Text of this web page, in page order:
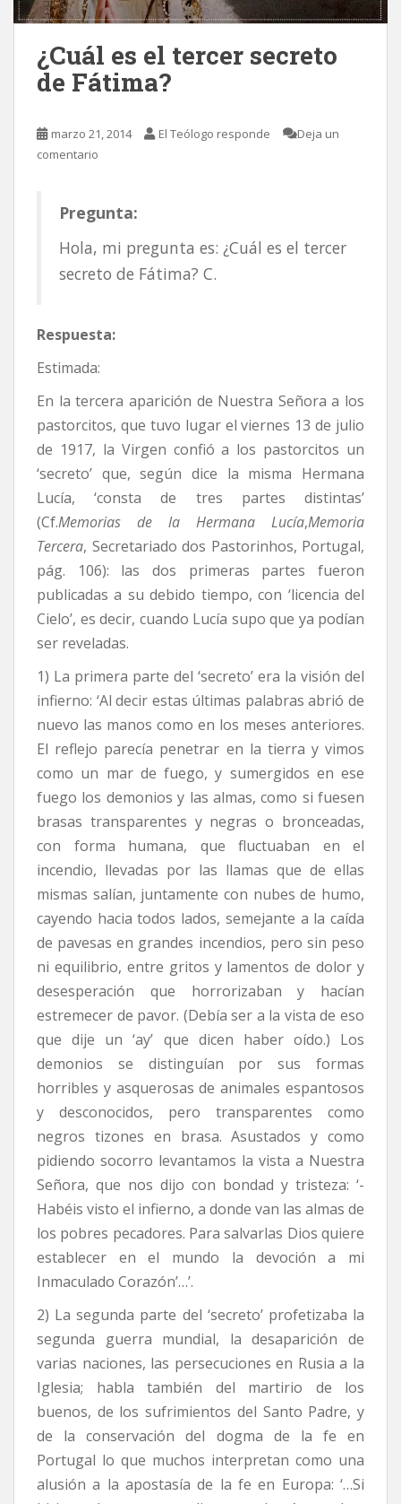
¿Cuál es el tercer secreto
de Fátima?
marzo 21, 2014 El Teólogo responde
Deja un
comentario
Pregunta:
Hola, mi pregunta es: ¿Cuál es el tercer
secreto de Fátima? C.
Respuesta:
Estimada:
En la tercera aparición de Nuestra Señora a los
pastorcitos, que tuvo lugar el viernes 13 de julio
de 1917, la Virgen confió a los pastorcitos un
‘secreto’ que, según dice la misma Hermana
Lucía, ‘consta de tres partes distintas’
(Cf.Memorias de la Hermana Lucía,Memoria
Tercera, Secretariado dos Pastorinhos, Portugal,
pág. 106): las dos primeras partes fueron
publicadas a su debido tiempo, con ‘licencia del
Cielo’, es decir, cuando Lucía supo que ya podían
ser reveladas.
1) La primera parte del ‘secreto’ era la visión del
infierno: ‘Al decir estas últimas palabras abrió de
nuevo las manos como en los meses anteriores.
El reflejo parecía penetrar en la tierra y vimos
como un mar de fuego, y sumergidos en ese
fuego los demonios y las almas, como si fuesen
brasas transparentes y negras o bronceadas,
con forma humana, que fluctuaban en el
incendio, llevadas por las llamas que de ellas
mismas salían, juntamente con nubes de humo,
cayendo hacia todos lados, semejante a la caída
de pavesas en grandes incendios, pero sin peso
ni equilibrio, entre gritos y lamentos de dolor y
desesperación que horrorizaban y hacían
estremecer de pavor. (Debía ser a la vista de eso
que dije un ‘ay’ que dicen haber oído.) Los
demonios se distinguían por sus formas
horribles y asquerosas de animales espantosos
y desconocidos, pero transparentes como
negros tizones en brasa. Asustados y como
pidiendo socorro levantamos la vista a Nuestra
Señora, que nos dijo con bondad y tristeza: ‘-
Habéis visto el infierno, a donde van las almas de
los pobres pecadores. Para salvarlas Dios quiere
establecer en el mundo la devoción a mi
Inmaculado Corazón’…’.
2) La segunda parte del ‘secreto’ profetizaba la
segunda guerra mundial, la desaparición de
varias naciones, las persecuciones en Rusia a la
Iglesia; habla también del martirio de los
buenos, de los sufrimientos del Santo Padre, y
de la conservación del dogma de la fe en
Portugal lo que muchos interpretan como una
alusión a la apostasía de la fe en Europa: ‘…Si